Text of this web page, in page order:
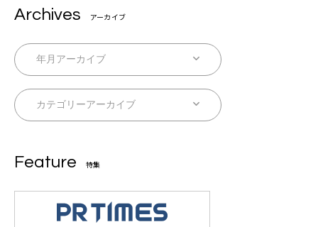
Archives アーカイブ
Feature 特集